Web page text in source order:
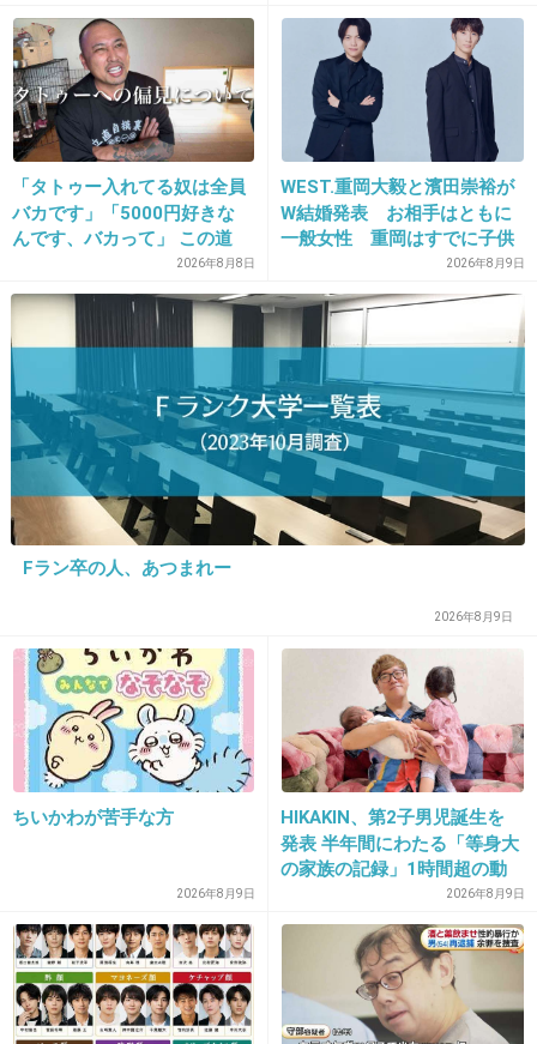
やめてー！！！！！
+175 -9
26. 匿名2014/06/03(火) 10:40:56
もっとキリッとした感じのイケメンが良かった
出典：livedoor.blogimg.jp
+509 -19
27. 匿名 2014/06/03(火) 10:41:03
丸山好きだけどなんか違うぞ！
+298 -16
美樹とかどうすんだろ・・・
Fカップの小学生
+223 -4
出典：image.blog.livedoor.jp
かす「19年ぶりに芸能界復
帰」した本当の理由
「タトゥー入れてる奴は全員
バカです」「5000円好きな
んです、バカって」 この道
23年の彫り師YouTuberの動
画が話題
2026年8月8日
WEST.重岡大毅と濱田崇裕が
W結婚発表 お相手はともに
一般女性 重岡はすでに子供
2026年8月9日
Fラン卒の人、あつまれー
2026年8月9日
ちいかわが苦手な方
2026年8月9日
HIKAKIN、第2子男児誕生を
発表 半年間にわたる「等身大
の家族の記録」1時間超の動
画とともに感謝伝える2026年8月9日